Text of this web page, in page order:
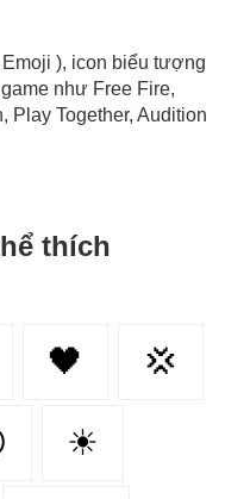
), icon biểu tượng
như Free Fire,
Play Together, Audition
thích
🖤 💢
☀